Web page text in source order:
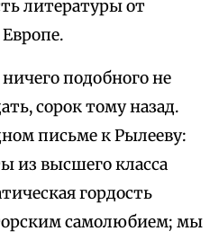
литературы от
подобного не
сорок тому назад.
письме к Рылееву:
из высшего класса
гордость
самолюбием; мы